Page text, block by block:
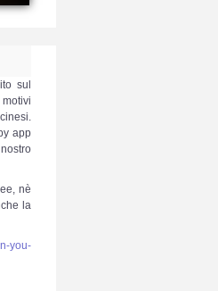
sul
app
nè
la
you-